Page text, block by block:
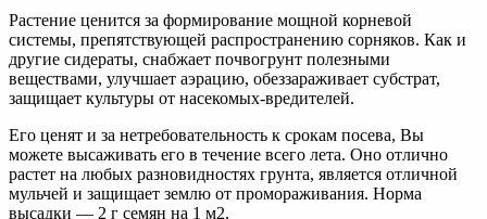
Растение ценится за формирование мощной корневой
системы, препятствующей распространению сорняков. Как и
другие сидераты, снабжает почвогрунт полезными
веществами, улучшает аэрацию, обеззараживает субстрат,
защищает культуры от насекомых-вредителей.
Его ценят и за нетребовательность к срокам посева, Вы
можете высаживать его в течение всего лета. Оно отлично
растет на любых разновидностях грунта, является отличной
мульчей и защищает землю от промораживания. Норма
высадки — 2 г семян на 1 м2.